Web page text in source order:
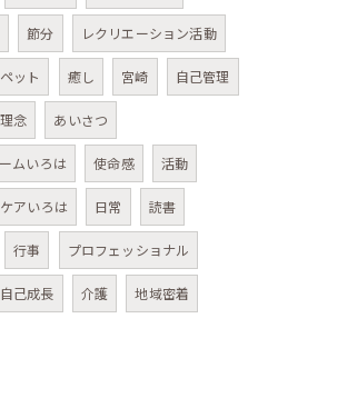
節分 レクリエーション活動
ペット 癒し 宮崎 自己管理
理念 あいさつ
ムいろは 使命感 活動
アいろは 日常 読書
行事 プロフェッショナル
自己成長 介護 地域密着